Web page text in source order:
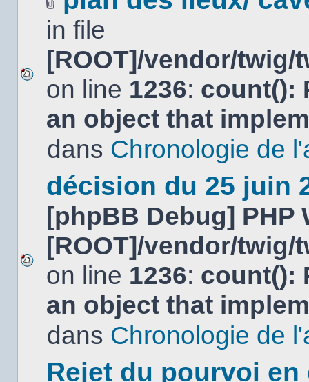
Aucun
nouveau
message
non-
dans
sujet.
Fichier(s)
joint(s)
in file
[ROOT]/vendor/
on line 1236: count():
an object that
dans Chronologie de
Aucun
nouveau
message
non-
dans
décision du 25 juin
[phpBB Debug] PHP
[ROOT]/vendor/
on line 1236: count():
an object that
dans Chronologie de
Rejet du pourvoi